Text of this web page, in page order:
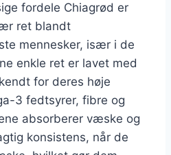
fordele Chiagrød er
ret blandt
mennesker, især i de
enkle ret er lavet med
for deres høje
3 fedtsyrer, fibre og
absorberer væske og
konsistens, når de